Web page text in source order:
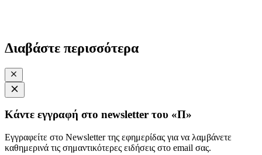
Διαβάστε περισσότερα
Κάντε εγγραφή στο newsletter του «Π»
Εγγραφείτε στο Newsletter της εφημερίδας για να λαμβάνετε
καθημερινά τις σημαντικότερες ειδήσεις στο email σας.